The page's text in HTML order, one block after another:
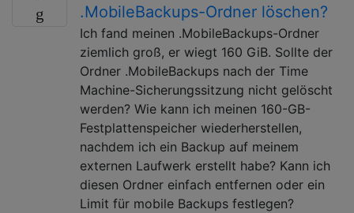
.MobileBackups-Ordner löschen?
Ich fand meinen .MobileBackups-Ordner
ziemlich groß, er wiegt 160 GiB. Sollte der
Ordner .MobileBackups nach der Time
Machine-Sicherungssitzung nicht gelöscht
werden? Wie kann ich meinen 160-GB-
Festplattenspeicher wiederherstellen,
nachdem ich ein Backup auf meinem
externen Laufwerk erstellt habe? Kann ich
diesen Ordner einfach entfernen oder ein
Limit für mobile Backups festlegen?